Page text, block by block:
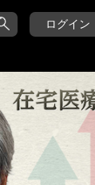
ログイン